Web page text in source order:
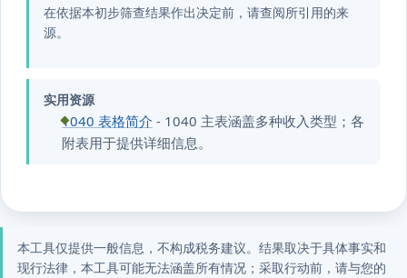
在依据本初步筛查结果作出决定前，请查阅所引用的来
源。
实用资源
1040 表格简介 - 1040 主表涵盖多种收入类型；各
附表用于提供详细信息。
本工具仅提供一般信息，不构成税务建议。结果取决于具体事实和
现行法律，本工具可能无法涵盖所有情况；采取行动前，请与您的